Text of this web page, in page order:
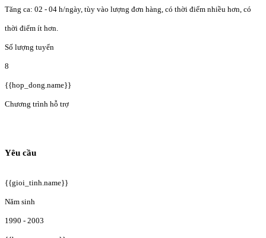
Tăng ca: 02 - 04 h/ngày, tùy vào lượng đơn hàng, có thời điểm nhiều hơn, có
thời điểm ít hơn.
Số lượng tuyển
8
{{hop_dong.name}}
Chương trình hỗ trợ
Yêu cầu
{{gioi_tinh.name}}
Năm sinh
1990 - 2003